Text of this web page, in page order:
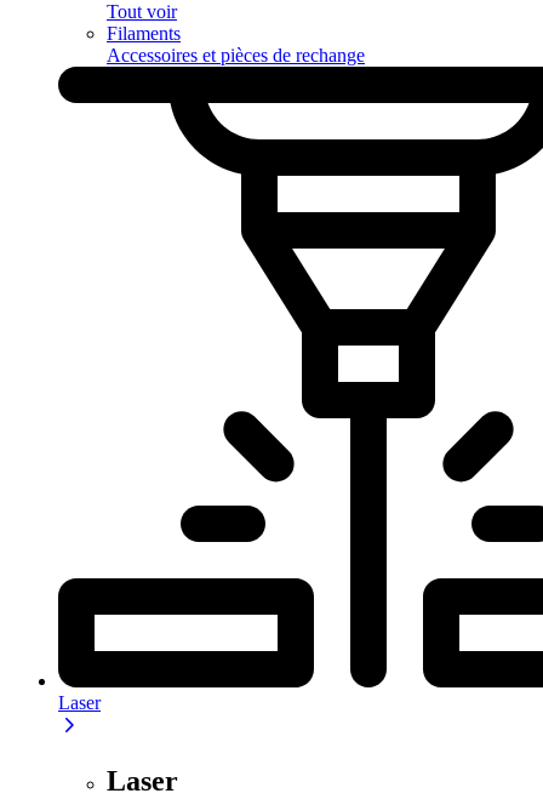
Tout voir
Filaments
Accessoires et pièces de rechange
Laser
Laser